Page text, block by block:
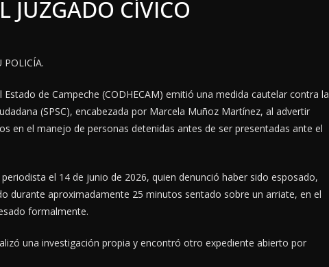
JUZGADO CÍVICO
POLICÍA.
de Campeche (CODHECAM) emitió una medida cautelar contra la
(SPSC), encabezada por Marcela Muñoz Martínez, al advertir
en el manejo de personas detenidas antes de ser presentadas ante el
el 14 de junio de 2026, quien denunció haber sido esposado,
durante aproximadamente 25 minutos sentado sobre un arriate, en el
formalmente.
una investigación propia y encontró otro expediente abierto por